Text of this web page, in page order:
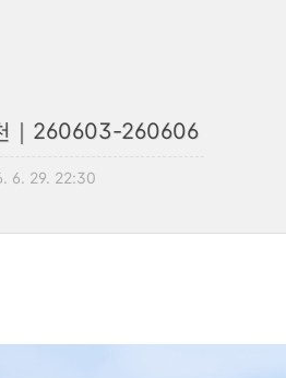
｜260603-260606
6. 29. 22:30